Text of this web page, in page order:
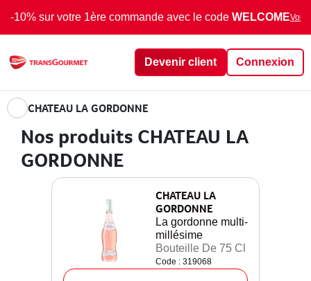
-10% sur votre 1ère commande avec le code WELCOMEVoir
Devenir client Connexion
CHATEAU LA GORDONNE
Nos produits CHATEAU LA
GORDONNE
CHATEAU LA
GORDONNE
La gordonne multi-
millésime
Bouteille De 75 Cl
Code : 319068